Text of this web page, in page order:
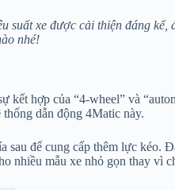
xe được cải thiện đáng
nhé!
hợp của “4-wheel” và
dẫn động 4Matic này.
để cung cấp thêm lực kéo.
nhiều mẫu xe nhỏ gọn thay vì